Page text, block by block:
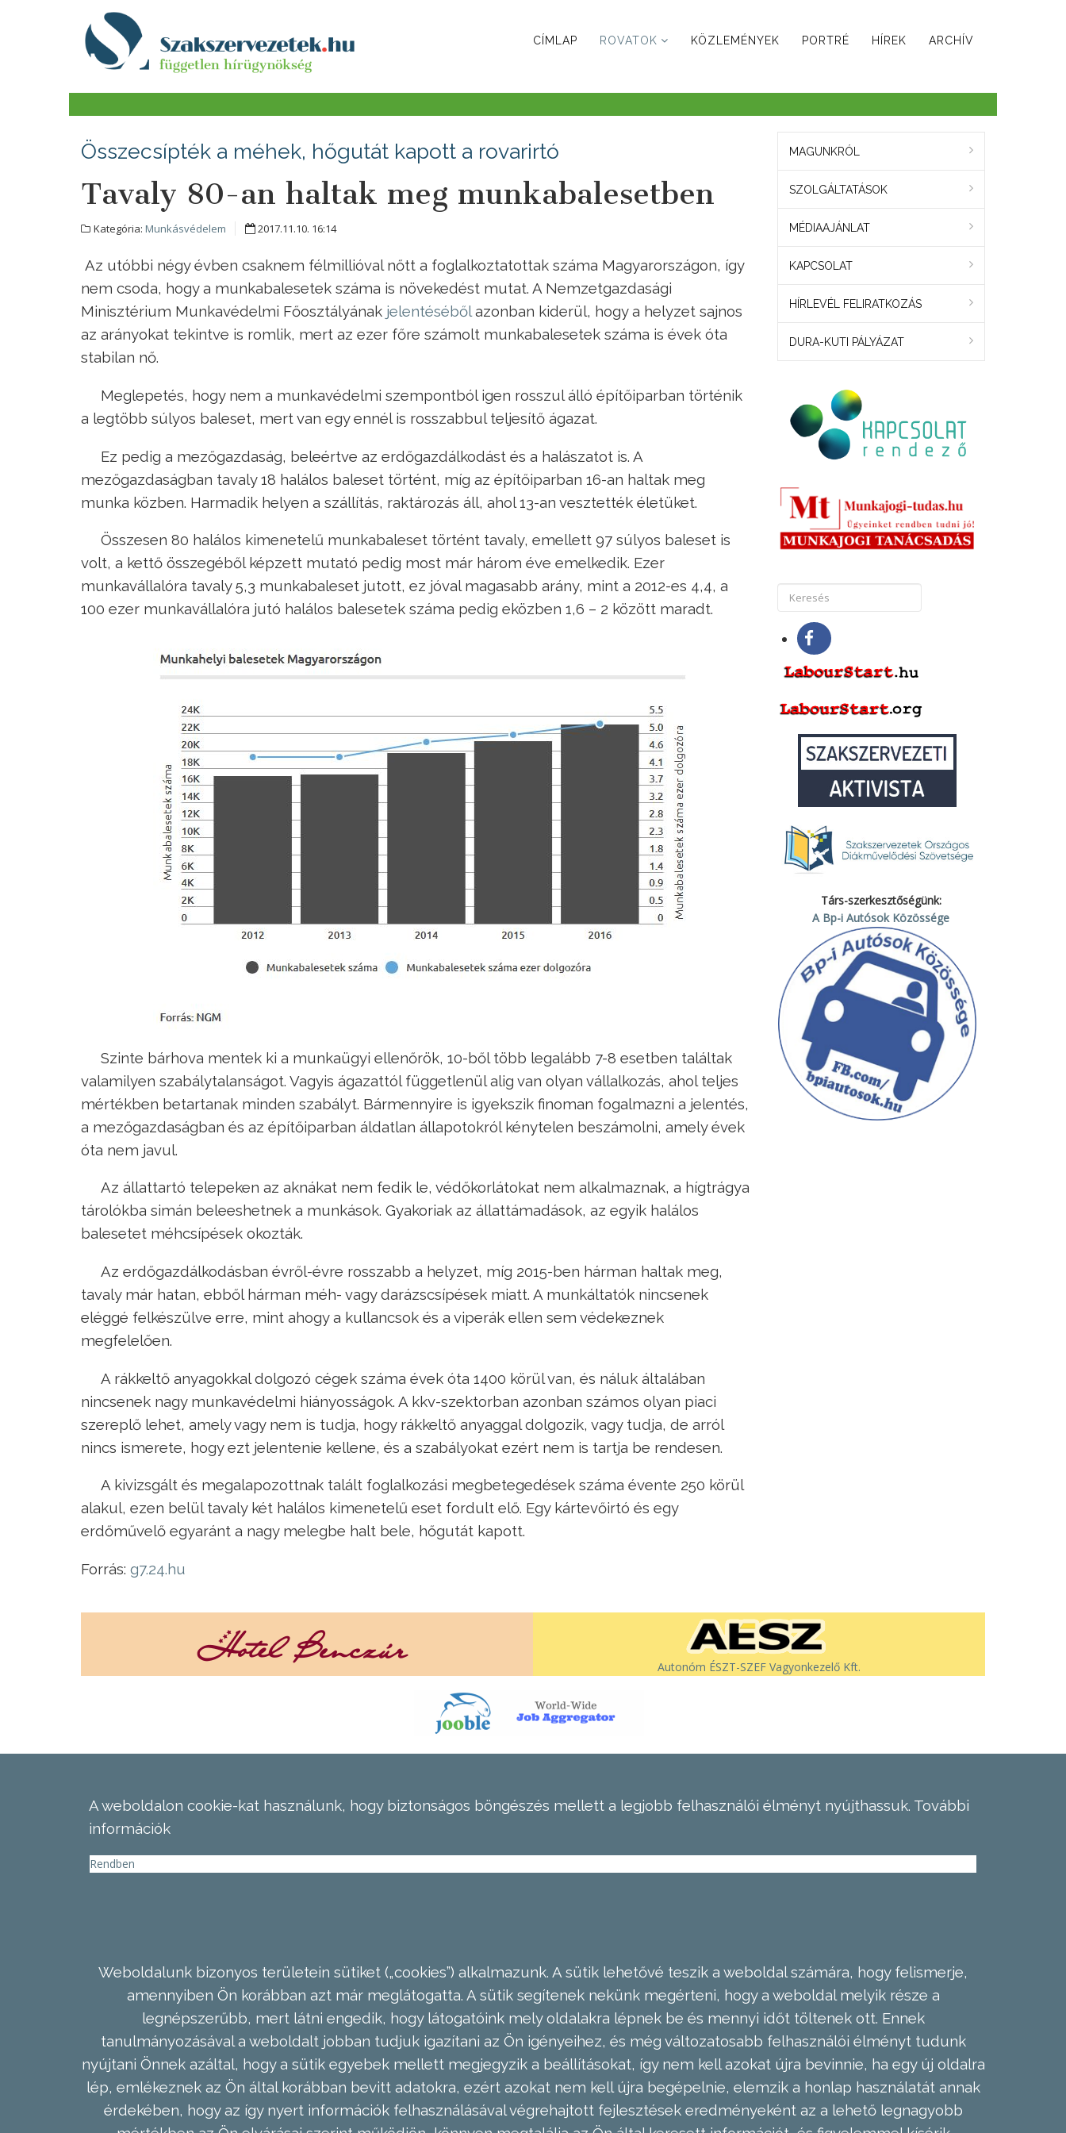
CÍMLAP ROVATOK KÖZLEMÉNYEK PORTRÉ HÍREK ARCHÍV
Összecsípték a méhek, hőgutát kapott a rovarirtó
Tavaly 80-an haltak meg munkabalesetben
Kategória: Munkásvédelem 2017.11.10. 16:14
Az utóbbi négy évben csaknem félmillióval nőtt a foglalkoztatottak száma Magyarországon, így
nem csoda, hogy a munkabalesetek száma is növekedést mutat. A Nemzetgazdasági
Minisztérium Munkavédelmi Főosztályának jelentésébőlazonban kiderül, hogy a helyzet sajnos
az arányokat tekintve is romlik, mert az ezer főre számolt munkabalesetek száma is évek óta
stabilan nő.
Meglepetés, hogy nem a munkavédelmi szempontból igen rosszul álló építőiparban történik
a legtöbb súlyos baleset, mert van egy ennél is rosszabbul teljesítő ágazat.
Ez pedig a mezőgazdaság, beleértve az erdőgazdálkodást és a halászatot is. A
mezőgazdaságban tavaly 18 halálos baleset történt, míg az építőiparban 16-an haltak meg
munka közben. Harmadik helyen a szállítás, raktározás áll, ahol 13-an vesztették életüket.
Összesen 80 halálos kimenetelű munkabaleset történt tavaly, emellett 97 súlyos baleset is
volt, a kettő összegéből képzett mutató pedig most már három éve emelkedik. Ezer
munkavállalóra tavaly 5,3 munkabaleset jutott, ez jóval magasabb arány, mint a 2012-es 4,4, a
100 ezer munkavállalóra jutó halálos balesetek száma pedig eközben 1,6 – 2 között maradt.
Szinte bárhova mentek ki a munkaügyi ellenőrök, 10-ből több legalább 7-8 esetben találtak
valamilyen szabálytalanságot. Vagyis ágazattól függetlenül alig van olyan vállalkozás, ahol teljes
mértékben betartanak minden szabályt. Bármennyire is igyekszik finoman fogalmazni a jelentés,
a mezőgazdaságban és az építőiparban áldatlan állapotokról kénytelen beszámolni, amely évek
óta nem javul.
Az állattartó telepeken az aknákat nem fedik le, védőkorlátokat nem alkalmaznak, a hígtrágya
tárolókba simán beleeshetnek a munkások. Gyakoriak az állattámadások, az egyik halálos
balesetet méhcsípések okozták.
Az erdőgazdálkodásban évről-évre rosszabb a helyzet, míg 2015-ben hárman haltak meg,
tavaly már hatan, ebből hárman méh- vagy darázscsípések miatt. A munkáltatók nincsenek
eléggé felkészülve erre, mint ahogy a kullancsok és a viperák ellen sem védekeznek
megfelelően.
A rákkeltő anyagokkal dolgozó cégek száma évek óta 1400 körül van, és náluk általában
nincsenek nagy munkavédelmi hiányosságok. A kkv-szektorban azonban számos olyan piaci
szereplő lehet, amely vagy nem is tudja, hogy rákkeltő anyaggal dolgozik, vagy tudja, de arról
nincs ismerete, hogy ezt jelentenie kellene, és a szabályokat ezért nem is tartja be rendesen.
A kivizsgált és megalapozottnak talált foglalkozási megbetegedések száma évente 250 körül
alakul, ezen belül tavaly két halálos kimenetelű eset fordult elő. Egy kártevőirtó és egy
erdőművelő egyaránt a nagy melegbe halt bele, hőgutát kapott.
Forrás: g7.24.hu
MAGUNKRÓL
SZOLGÁLTATÁSOK
MÉDIAAJÁNLAT
KAPCSOLAT
HÍRLEVÉL FELIRATKOZÁS
DURA-KUTI PÁLYÁZAT
Társ-szerkesztőségünk:
A Bp-i Autósok Közössége
Autonóm ÉSZT-SZEF Vagyonkezelő Kft.
A weboldalon cookie-kat használunk, hogy biztonságos böngészés mellett a legjobb felhasználói élményt nyújthassuk. További
információk
Rendben
Weboldalunk bizonyos területein sütiket („cookies”) alkalmazunk. A sütik lehetővé teszik a weboldal számára, hogy felismerje,
amennyiben Ön korábban azt már meglátogatta. A sütik segítenek nekünk megérteni, hogy a weboldal melyik része a
legnépszerűbb, mert látni engedik, hogy látogatóink mely oldalakra lépnek be és mennyi időt töltenek ott. Ennek
tanulmányozásával a weboldalt jobban tudjuk igazítani az Ön igényeihez, és még változatosabb felhasználói élményt tudunk
nyújtani Önnek azáltal, hogy a sütik egyebek mellett megjegyzik a beállításokat, így nem kell azokat újra bevinnie, ha egy új oldalra
lép, emlékeznek az Ön által korábban bevitt adatokra, ezért azokat nem kell újra begépelnie, elemzik a honlap használatát annak
érdekében, hogy az így nyert információk felhasználásával végrehajtott fejlesztések eredményeként az a lehető legnagyobb